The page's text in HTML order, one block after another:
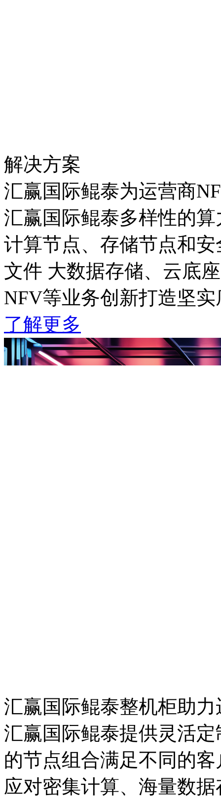
解决方案
汇赢国际鲲泰为运营商
汇赢国际鲲泰多样性的算
计算节点、存储节点和安
文件 大数据存储、云底座
NFV等业务创新打造坚实
了解更多
汇赢国际鲲泰整机柜助
汇赢国际鲲泰提供灵活定
的节点组合满足不同的客
应对密集计算、海量数